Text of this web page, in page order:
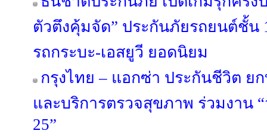
ตัวตึงคุ้มจัด” ประกันภัยรถยนต์ชั้น
รถกระบะ-เอสยูวี ยอดนิยม
กรุงไทย – แอกซ่า ประกันชีวิต
และบริการตรวจสุขภาพ ร่วมงาน
25”